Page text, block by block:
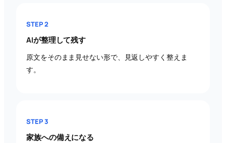
STEP 2
AIが整理して残す
原文をそのまま見せない形で、見返しやすく整えま
す。
STEP 3
家族への備えになる